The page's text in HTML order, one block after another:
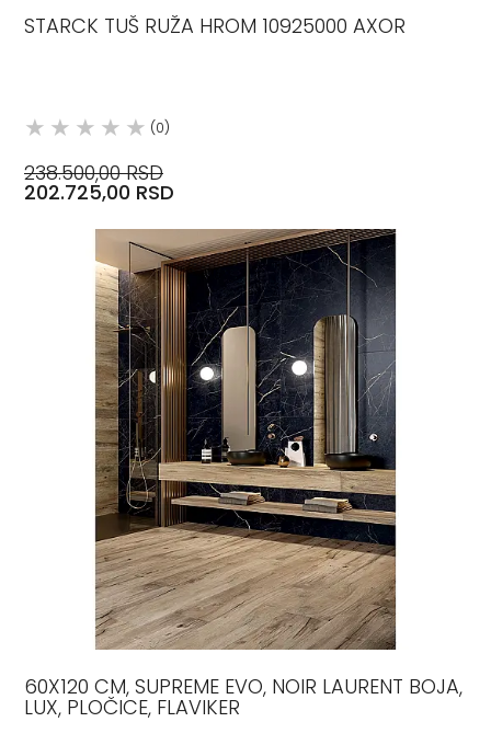
STARCK TUŠ RUŽA HROM 10925000 AXOR
(0)
238.500,00 RSD
202.725,00 RSD
60X120 CM, SUPREME EVO, NOIR LAURENT BOJA,
LUX, PLOČICE, FLAVIKER